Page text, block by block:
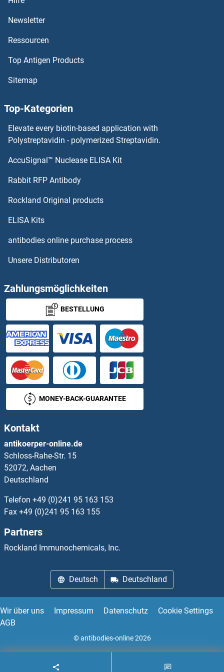
CACNA1I Antikörper
CACNA1H Antikörper
CACNA1G Antikörper
CACNA1E Antikörper
CACNA1D Antikörper
CACNA1C Antikörper
CACTIN Antikörper
CACYBP Antikörper
CAD Antikörper
Cadherin 12 Antikörper
Cadherin 13 Antikörper
Cadherin 20 Antikörper
Cadherin 24 Antikörper
Cadherin 4 Antikörper
Cadherin 5 Antikörper
Cadherin 7 Antikörper
Cadherin 8 Antikörper
Cadherin 9 Antikörper
Cadherin-16 Antikörper
CADM2 Antikörper
CALB1 Antikörper
Newsletter
Ressourcen
Top Antigen Products
Sitemap
Top-Kategorien
Elevate every biotin-based application with
Polystreptavidin - polymerized Streptavidin.
AccuSignal™ Nuclease ELISA Kit
Rabbit RFP Antibody
Rockland Original products
ELISA Kits
antibodies online purchase process
Unsere Distributoren
Zahlungsmöglichkeiten
BESTELLUNG
MONEY-BACK-GUARANTEE
Kontakt
antikoerper-online.de
Schloss-Rahe-Str. 15
52072, Aachen
Deutschland
Telefon +49 (0)241 95 163 153
Fax +49 (0)241 95 163 155
Partners
Rockland Immunochemicals, Inc.
Deutsch Deutschland
Wir über uns Impressum Datenschutz
Cookie Settings
AGB
© antibodies-online 2026